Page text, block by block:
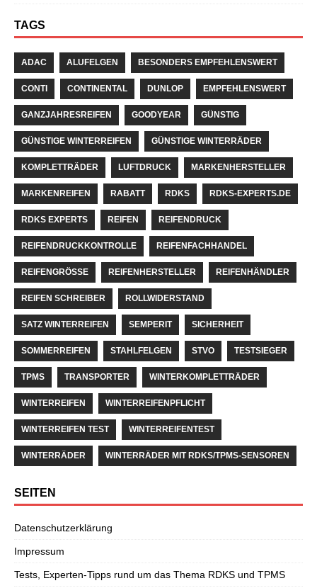
TAGS
ADAC ALUFELGEN BESONDERS EMPFEHLENSWERT
CONTI CONTINENTAL DUNLOP EMPFEHLENSWERT
GANZJAHRESREIFEN GOODYEAR GÜNSTIG
GÜNSTIGE WINTERREIFEN GÜNSTIGE WINTERRÄDER
KOMPLETTRÄDER LUFTDRUCK MARKENHERSTELLER
MARKENREIFEN RABATT RDKS RDKS-EXPERTS.DE
RDKS EXPERTS REIFEN REIFENDRUCK
REIFENDRUCKKONTROLLE REIFENFACHHANDEL
REIFENGRÖSSE REIFENHERSTELLER REIFENHÄNDLER
REIFEN SCHREIBER ROLLWIDERSTAND
SATZ WINTERREIFEN SEMPERIT SICHERHEIT
SOMMERREIFEN STAHLFELGEN STVO TESTSIEGER
TPMS TRANSPORTER WINTERKOMPLETTRÄDER
WINTERREIFEN WINTERREIFENPFLICHT
WINTERREIFEN TEST WINTERREIFENTEST
WINTERRÄDER WINTERRÄDER MIT RDKS/TPMS-SENSOREN
SEITEN
Datenschutzerklärung
Impressum
Tests, Experten-Tipps rund um das Thema RDKS und TPMS